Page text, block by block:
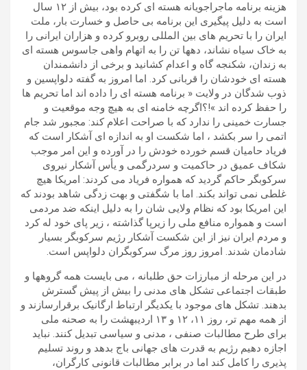
هزینه برنامه ماجراجویانه هسته ای کرده بود، بیش از ۱۲ سال
است به دلیل پیگیری این برنامه بی حاصل و خسارت بار، ملت
ایران را با تحریم های بین المللی روبرو کرده و هزاران ایرانی را
به خاک سیاه نشاند، دهها تن را به اتهام واهی جاسوس هسته ای
به زندان، شکنجه گاه و اعدام کشانید و برخی از دانشمندان
هسته ای خودشان را قربانی کرد. اما امروز به گفته دلواپسین و
ذوب شدگان در ولایت « برنامه هسته ای را داده اند اما تحریم ها
را حفظ کرده اند »!؟اگرچه خامنه ای به هیچ وجه موقعیت و
جسارت خمینی را ندارد که با صراحت اعلام کند: مجبور شد جام
اتمی را سر بکشد ، اما شکست او به اندازه ای آشکار است که
فریاد حامیان قسم خورده خودش را در آورده و این امر موجب
شکاف عمیق در حاکمیت و سردرگمی و یأس آشکار نیروی
سرکوبگر حاکم گردید که همواره فریاد می کردند: امریکا هیچ
غلطی نمی تواند بکند. اما با شگفتی و بهت زدگی شاهد بودند که
این امریکا بود که نظام ولایی شان را به دلیل اینکه ضد مردمی
است و همواره منافع ملی را زیرپا گذاشته ، زیر پای خود له کرد
و مردم ایران نیز از این شکست آشکار رژیم سرکوبگر بسیار
شادمان شدند. امروز روز مرگ سرکوبگران دلواپس است.
در این مرحله از مبارزات حق طلبانه ، می بایست همه گروهها و
طبقات اجتماعی تشکل های مدنی را بیش از پیش گسترش
بدهند. تشکل های موجود با یکدیگر ارتباط ارگانیک برقرارسازند و
از همه مهم تر، روز ۱۱، ۱۲ و ۱۳ اردیبهشت را به صحنه ملی
برای طرح مطالبات صنفی ، مدنی و سیاسی تبدیل کنند. نباید
اجازه دهیم رژیم به قدرت های جهانی باج بدهد و روند تسلیم
پذیری را کامل کند اما در برابر مطالبات قانونی کارگران،